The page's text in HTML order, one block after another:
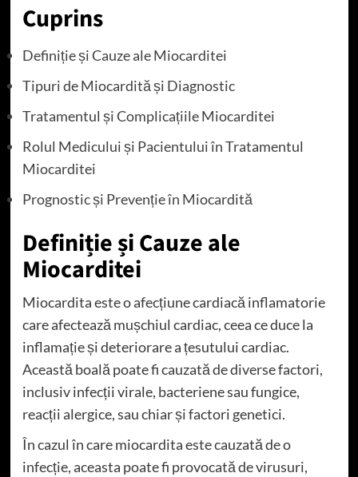
Cuprins
Definiție și Cauze ale Miocarditei
Tipuri de Miocardită și Diagnostic
Tratamentul și Complicațiile Miocarditei
Rolul Medicului și Pacientului în Tratamentul
Miocarditei
Prognostic și Prevenție în Miocardită
Definiție și Cauze ale
Miocarditei
Miocardita este o afecțiune cardiacă inflamatorie
care afectează mușchiul cardiac, ceea ce duce la
inflamație și deteriorare a țesutului cardiac.
Această boală poate fi cauzată de diverse factori,
inclusiv infecții virale, bacteriene sau fungice,
reacții alergice, sau chiar și factori genetici.
În cazul în care miocardita este cauzată de o
infecție, aceasta poate fi provocată de virusuri,